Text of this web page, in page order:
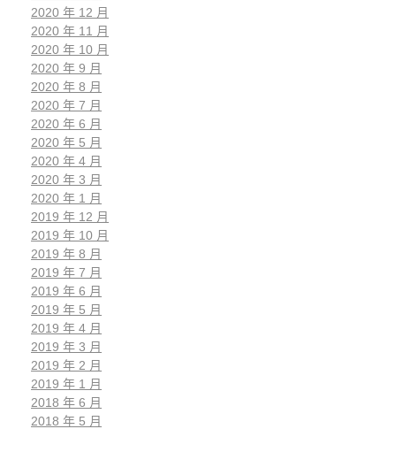
2020 年 12 月
2020 年 11 月
2020 年 10 月
2020 年 9 月
2020 年 8 月
2020 年 7 月
2020 年 6 月
2020 年 5 月
2020 年 4 月
2020 年 3 月
2020 年 1 月
2019 年 12 月
2019 年 10 月
2019 年 8 月
2019 年 7 月
2019 年 6 月
2019 年 5 月
2019 年 4 月
2019 年 3 月
2019 年 2 月
2019 年 1 月
2018 年 6 月
2018 年 5 月